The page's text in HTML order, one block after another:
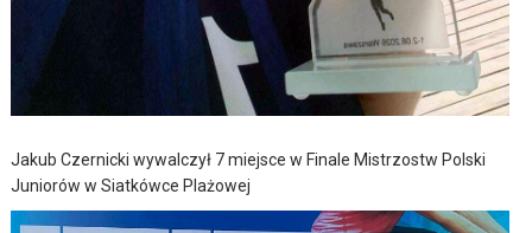
Jakub Czernicki wywalczył 7 miejsce w Finale Mistrzostw Polski
Juniorów w Siatkówce Plażowej